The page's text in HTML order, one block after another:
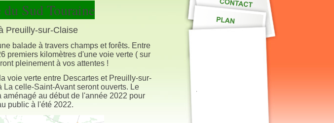
Sud Touraine
Preuilly-sur-Claise
balade à travers champs et forêts. Entre
premiers kilomètres d'une voie verte ( sur
pleinement à vos attentes !
voie verte entre Descartes et Preuilly-sur-
celle-Saint-Avant seront ouverts. Le
au début de l'année 2022 pour
public à l'été 2022.